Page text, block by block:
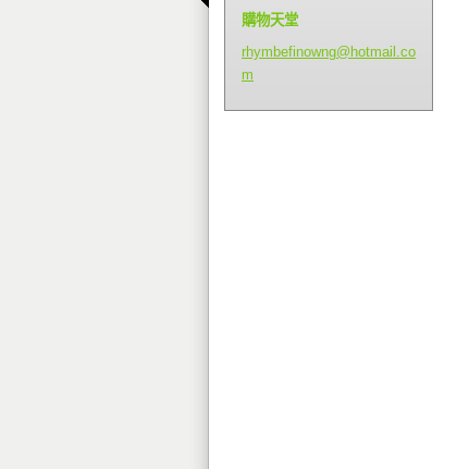
購物天堂
rhymbefinowng@hotmail.co
m